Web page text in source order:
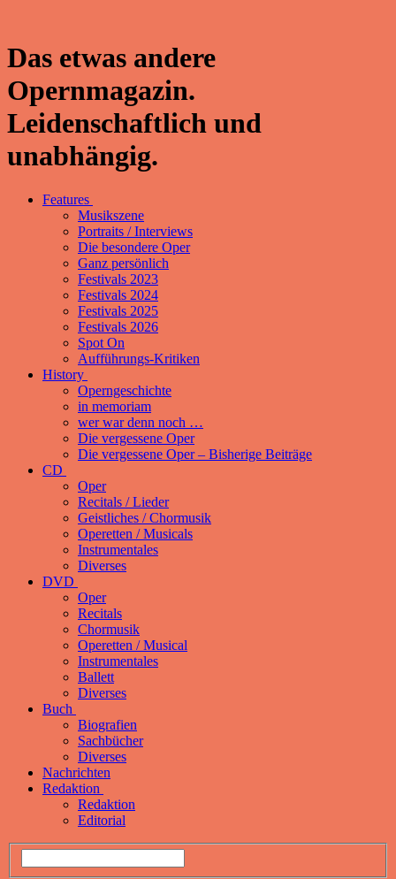
Das etwas andere
Opernmagazin.
Leidenschaftlich und
unabhängig.
Features
Musikszene
Portraits / Interviews
Die besondere Oper
Ganz persönlich
Festivals 2023
Festivals 2024
Festivals 2025
Festivals 2026
Spot On
Aufführungs-Kritiken
History
Operngeschichte
in memoriam
wer war denn noch …
Die vergessene Oper
Die vergessene Oper – Bisherige Beiträge
CD
Oper
Recitals / Lieder
Geistliches / Chormusik
Operetten / Musicals
Instrumentales
Diverses
DVD
Oper
Recitals
Chormusik
Operetten / Musical
Instrumentales
Ballett
Diverses
Buch
Biografien
Sachbücher
Diverses
Nachrichten
Redaktion
Redaktion
Editorial